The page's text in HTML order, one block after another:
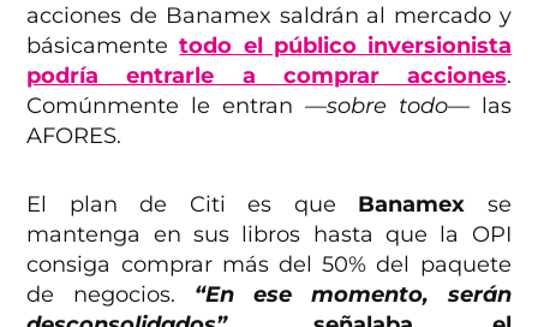
acciones de Banamex saldrán al mercado y
básicamentetodo el público inversionista
podría entrarle a comprar acciones.
Comúnmente le entran —sobre todo—las
AFORES.
El plan de Citi es que Banamex se
mantenga en sus libros hasta que la OPI
consiga comprar más del 50% del paquete
de negocios. “En ese momento, serán